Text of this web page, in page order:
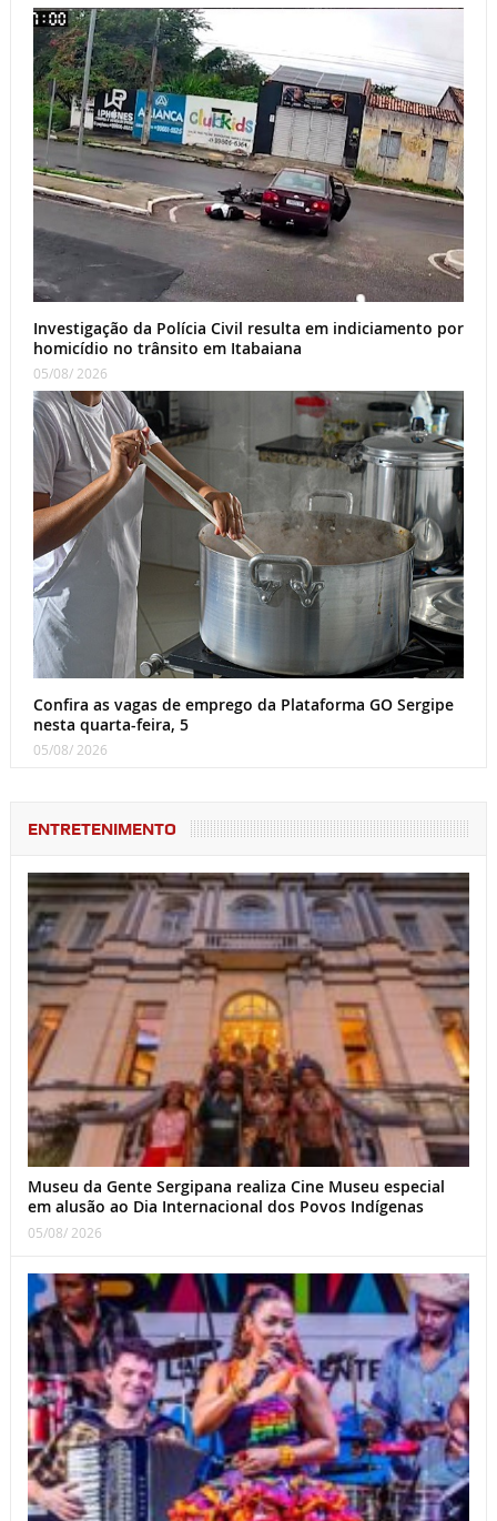
Investigação da Polícia Civil resulta em indiciamento por
homicídio no trânsito em Itabaiana
05/08/ 2026
Confira as vagas de emprego da Plataforma GO Sergipe
nesta quarta-feira, 5
05/08/ 2026
ENTRETENIMENTO
Museu da Gente Sergipana realiza Cine Museu especial
em alusão ao Dia Internacional dos Povos Indígenas
05/08/ 2026